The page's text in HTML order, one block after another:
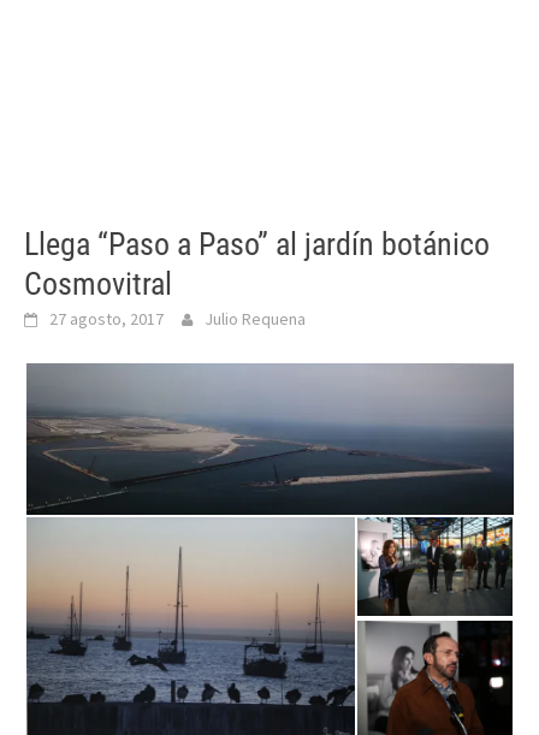
Llega “Paso a Paso” al jardín botánico
Cosmovitral
27 agosto, 2017 Julio Requena